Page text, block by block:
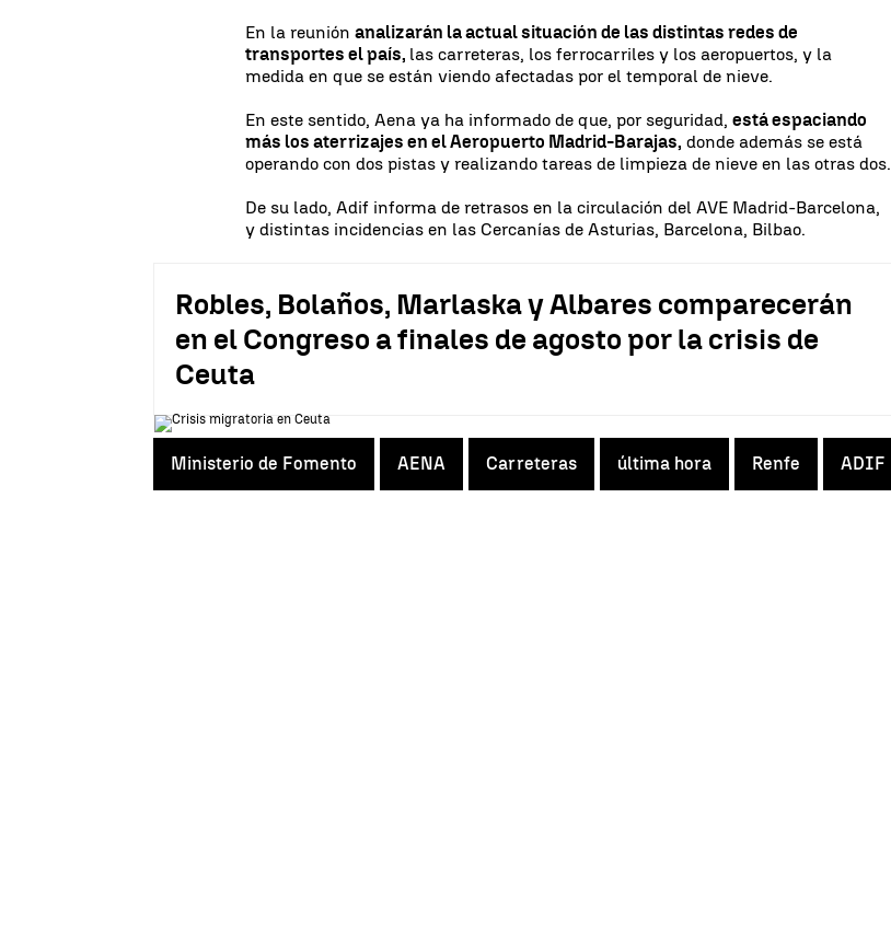
En la reuniónanalizarán la actual situación de las distintas redes de
transportes el país, las carreteras, los ferrocarriles y los aeropuertos, y la
medida en que se están viendo afectadas por el temporal de nieve.
En este sentido, Aena ya ha informado de que, por seguridad,está espaciando
más los aterrizajes en el Aeropuerto Madrid-Barajas, donde además se está
operando con dos pistas y realizando tareas de limpieza de nieve en las otras dos.
De su lado, Adif informa de retrasos en la circulación del AVE Madrid-Barcelona,
y distintas incidencias en las Cercanías de Asturias, Barcelona, Bilbao.
Robles, Bolaños, Marlaska y Albares comparecerán
en el Congreso a finales de agosto por la crisis de
Ceuta
Ministerio de Fomento AENA Carreteras última hora Renfe ADIF